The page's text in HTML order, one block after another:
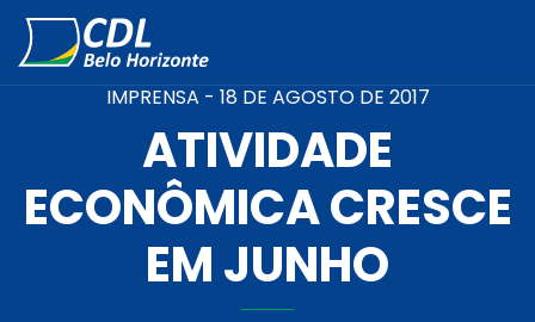
IMPRENSA - 18 DE AGOSTO DE 2017
ATIVIDADE
ECONÔMICA CRESCE
EM JUNHO